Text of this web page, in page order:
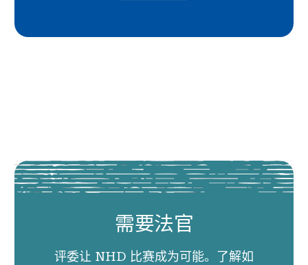
需要法官
评委让 NHD 比赛成为可能。了解如